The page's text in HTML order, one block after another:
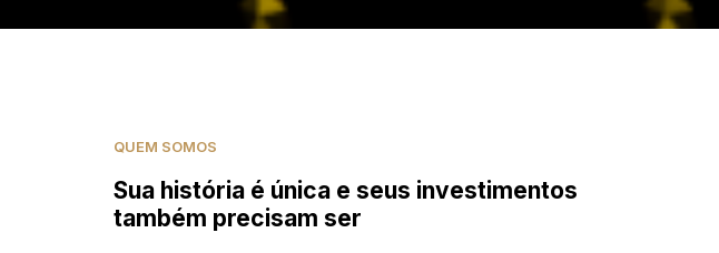
QUEM SOMOS
Sua história é única e seus investimentos
também precisam ser